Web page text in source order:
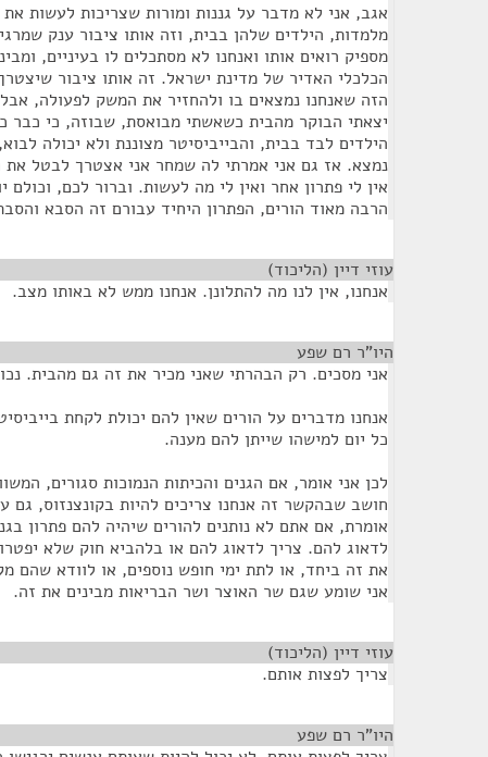
אגב, אני לא מדבר על גננות ומורות שצריכות לעשות
מלמדות, הילדים שלהן בבית, וזה אותו ציבור ענק
מספיק רואים אותו ואנחנו לא מסתכלים לו בעיניים,
הכלכלי האדיר של מדינת ישראל. זה אותו ציבור
הזה שאנחנו נמצאים בו ולהחזיר את המשק לפעולה,
יצאתי הבוקר מהבית כשאשתי מבואסת, שבוזה, כי כבר
הילדים לבד בבית, והבייביסיטר מצוננת ולא יכולה
נמצא. אז גם אני אמרתי לה שמחר אני אצטרך לבטל את
אין לי פתרון אחר ואין לי מה לעשות. וברור לכם, וכולם
הרבה מאוד הורים, הפתרון היחיד עבורם זה הסבא
עוזי דיין (הליכוד)
אנחנו, אין לנו מה להתלונן. אנחנו ממש לא באותו מצב.
היו"ר רם שפע
אני מסכים. רק הבהרתי שאני מכיר את זה גם מהבית.
אנחנו מדברים על הורים שאין להם יכולת לקחת
כל יום למישהו שייתן להם מענה.
לכן אני אומר, אם הגנים והכיתות הנמוכות סגורים,
חושב שבהקשר זה אנחנו צריכים להיות בקונצנזוס,
אומרת, אם אתם לא נותנים להורים שיהיה להם פתרון
לדאוג להם. צריך לדאוג להם או בלהביא חוק שלא
את זה ביחד, או לתת ימי חופש נוספים, או לוודא שהם
אני שומע שגם שר האוצר ושר הבריאות מבינים את זה.
עוזי דיין (הליכוד)
צריך לפצות אותם.
היו"ר רם שפע